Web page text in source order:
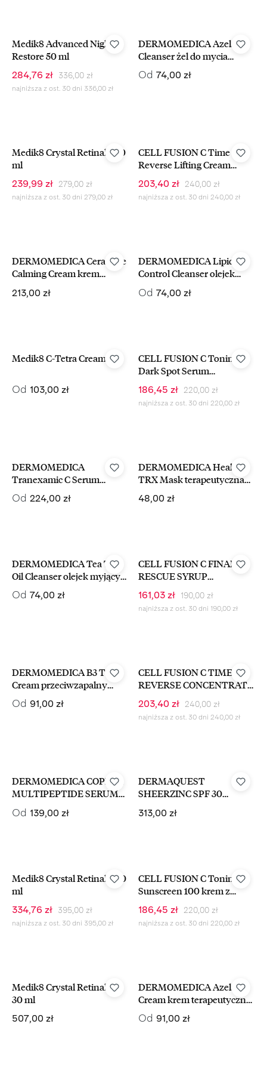
Medik8 Advanced Night
Restore 50 ml
Cena sprzedaży:
284,76 zł Cena regularna:
336,00 zł
najniższa z ost. 30 dni 336,00 zł
DERMOMEDICA Azelaic
Cleanser żel do mycia
twarzy z kwasem
azelainowym
Cena regularna:
Od 74,00 zł
Medik8 Crystal Retinal 3 30
ml
Cena sprzedaży:
239,99 zł Cena regularna:
279,00 zł
najniższa z ost. 30 dni 279,00 zł
CELL FUSION C Time
Reverse Lifting Cream
ujędrniający krem
przeciwstarzeniowy 50 ml
Cena sprzedaży:
203,40 zł Cena regularna:
240,00 zł
najniższa z ost. 30 dni 240,00 zł
DERMOMEDICA Ceramide
Calming Cream krem
Cena regularna:
213,00 zł
DERMOMEDICA Lipid
Control Cleanser olejek
myjący do demakjiażu
Cena regularna:
Od 74,00 zł
Medik8 C-Tetra Cream
Cena regularna:
Od 103,00 zł
CELL FUSION C Toning C
Dark Spot Serum
twarzy z przebarwieniami
30 ml
Cena sprzedaży:
186,45 zł Cena regularna:
220,00 zł
najniższa z ost. 30 dni 220,00 zł
DERMOMEDICA
Tranexamic C Serum
rozjaśniające i
depigmentujące z witaminą
Cena regularna:
Od 224,00 zł
DERMOMEDICA Healing
TRX Mask terapeutyczna
płacie 1 szt
Cena regularna:
48,00 zł
DERMOMEDICA Tea Tree
Oil Cleanser olejek myjący
do demakijażu
Cena regularna:
Od 74,00 zł
CELL FUSION C FINAL
RESCUE SYRUP
Łagodzące Dla Skór
Trądzikowych 30 ml
Cena sprzedaży:
161,03 zł Cena regularna:
190,00 zł
najniższa z ost. 30 dni 190,00 zł
DERMOMEDICA B3 TRX
Cream przeciwzapalny
krem łagodzący z
niacynamidem
Cena regularna:
Od 91,00 zł
CELL FUSION C TIME
REVERSE CONCENTRATE
Napinająca Esencja
Odżywcza 130 ml
Cena sprzedaży:
203,40 zł Cena regularna:
240,00 zł
najniższa z ost. 30 dni 240,00 zł
DERMOMEDICA COPPER
MULTIPEPTIDE SERUM
Antyoksydacyjne,
Napinające Serum
Cena regularna:
Od 139,00 zł
DERMAQUEST
SHEERZINC SPF 30
SPECTRUM Ochronny
Cena regularna:
313,00 zł
Medik8 Crystal Retinal 6 30
ml
Cena sprzedaży:
334,76 zł Cena regularna:
395,00 zł
najniższa z ost. 30 dni 395,00 zł
CELL FUSION C Toning
Sunscreen 100 krem z
przebarwieniami 2x35 ml
Cena sprzedaży:
186,45 zł Cena regularna:
220,00 zł
najniższa z ost. 30 dni 220,00 zł
Medik8 Crystal Retinal 10
30 ml
Cena regularna:
507,00 zł
DERMOMEDICA Azelaic
Cream krem terapeutyczny
i przeciwzapalny z kwasem
azelainowym
Cena regularna:
Od 91,00 zł